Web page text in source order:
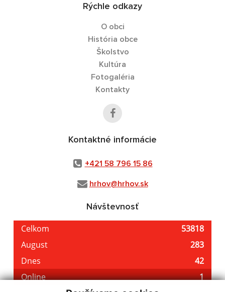
Rýchle odkazy
O obci
História obce
Školstvo
Kultúra
Fotogaléria
Kontakty
Kontaktné informácie
+421 58 796 15 86
hrhov@hrhov.sk
Návštevnosť